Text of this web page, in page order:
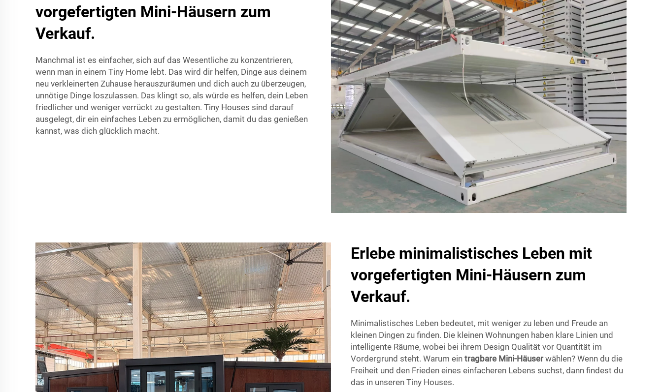
vorgefertigten Mini-Häusern zum
Verkauf.
Manchmal ist es einfacher, sich auf das Wesentliche zu konzentrieren,
wenn man in einem Tiny Home lebt. Das wird dir helfen, Dinge aus deinem
neu verkleinerten Zuhause herauszuräumen und dich auch zu überzeugen,
unnötige Dinge loszulassen. Das klingt so, als würde es helfen, dein Leben
friedlicher und weniger verrückt zu gestalten. Tiny Houses sind darauf
ausgelegt, dir ein einfaches Leben zu ermöglichen, damit du das genießen
kannst, was dich glücklich macht.
Erlebe minimalistisches Leben mit
vorgefertigten Mini-Häusern zum
Verkauf.
Minimalistisches Leben bedeutet, mit weniger zu leben und Freude an
kleinen Dingen zu finden. Die kleinen Wohnungen haben klare Linien und
intelligente Räume, wobei bei ihrem Design Qualität vor Quantität im
Vordergrund steht. Warum ein tragbare Mini-Häuserwählen? Wenn du die
Freiheit und den Frieden eines einfacheren Lebens suchst, dann findest du
das in unseren Tiny Houses.